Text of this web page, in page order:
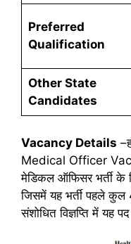
Preferred
Qualification
Other State
Candidates
Vacancy Details
Medical Officer
मेडिकल ऑफिसर भर्ती के
जिसमें यह भर्ती पहले कुल
संशोधित विज्ञप्ति में यह